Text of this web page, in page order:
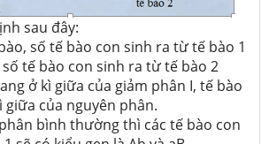
sau đây:
số tế bào con sinh ra từ tế bào 1
tế bào con sinh ra từ tế bào 2
ở kì giữa của giảm phân I, tế bào
giữa của nguyên phân.
bình thường thì các tế bào con